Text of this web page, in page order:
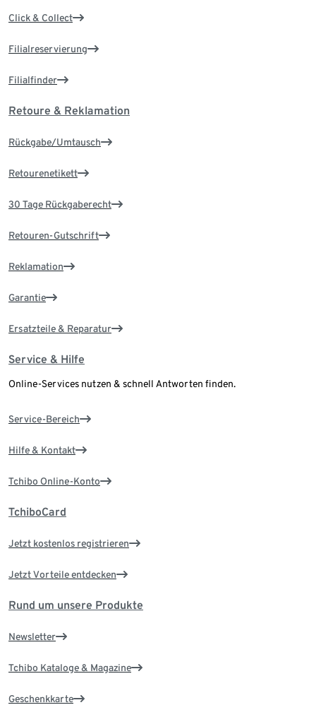
Click & Collect
Filialreservierung
Filialfinder
Retoure & Reklamation
Rückgabe/Umtausch
Retourenetikett
30 Tage Rückgaberecht
Retouren-Gutschrift
Reklamation
Garantie
Ersatzteile & Reparatur
Service & Hilfe
Online-Services nutzen & schnell Antworten finden.
Service-Bereich
Hilfe & Kontakt
Tchibo Online-Konto
TchiboCard
Jetzt kostenlos registrieren
Jetzt Vorteile entdecken
Rund um unsere Produkte
Newsletter
Tchibo Kataloge & Magazine
Geschenkkarte